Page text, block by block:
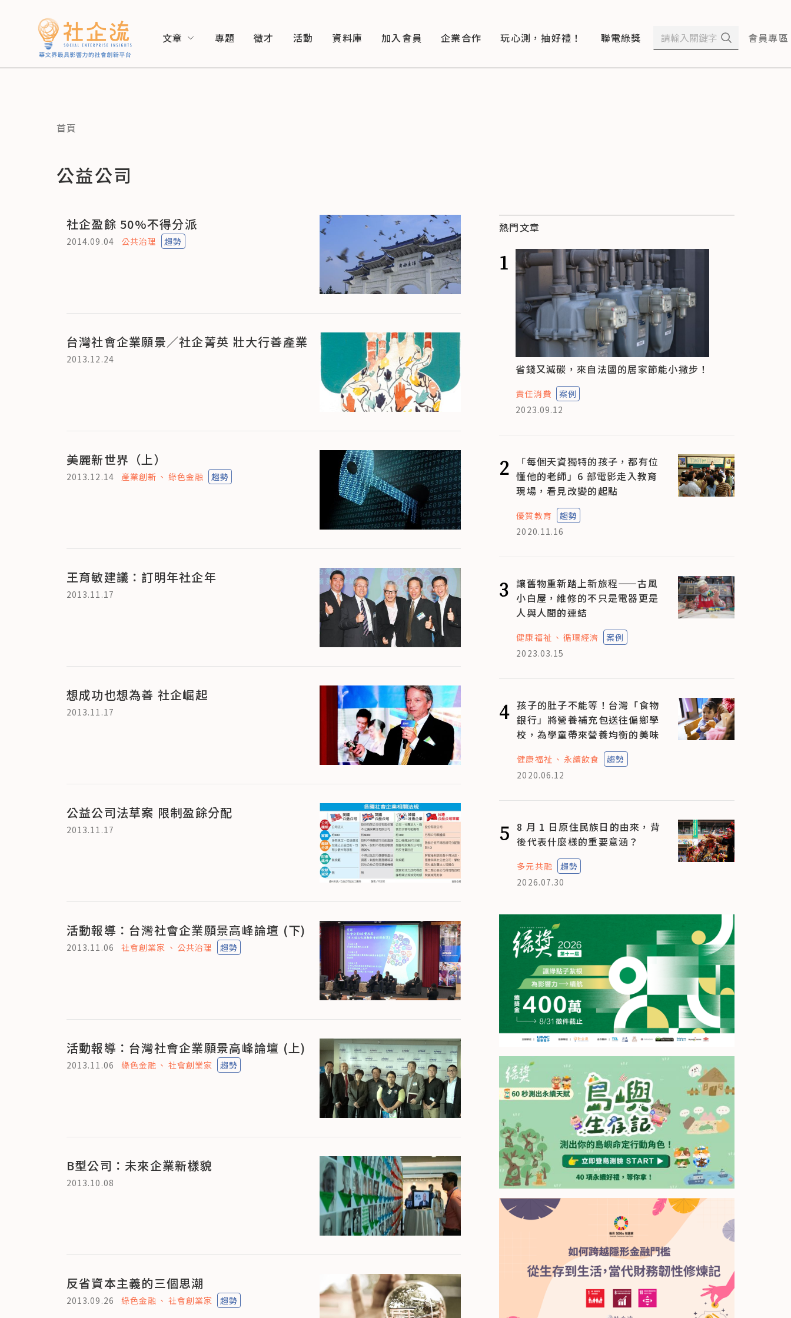
文章 專題 徵才 活動 資料庫 加入會員 企業合作 玩心測，抽好禮！ 聯電綠獎 會員專區
首頁
公益公司
社企盈餘 50%不得分派
2014.09.04 公共治理 趨勢
台灣社會企業願景／社企菁英 壯大行善產業
2013.12.24
美麗新世界（上）
2013.12.14 產業創新 綠色金融 趨勢
王育敏建議：訂明年社企年
2013.11.17
想成功也想為善 社企崛起
2013.11.17
公益公司法草案 限制盈餘分配
2013.11.17
活動報導：台灣社會企業願景高峰論壇 (下)
2013.11.06 社會創業家 公共治理 趨勢
活動報導：台灣社會企業願景高峰論壇 (上)
2013.11.06 綠色金融 社會創業家 趨勢
B型公司：未來企業新樣貌
2013.10.08
反省資本主義的三個思潮
2013.09.26 綠色金融 社會創業家 趨勢
熱門文章
1
省錢又減碳，來自法國的居家節能小撇步！
責任消費
案例
2023.09.12
2
「每個天資獨特的孩子，都有位
懂他的老師」6 部電影走入教育
現場，看見改變的起點
優質教育
趨勢
2020.11.16
3 讓舊物重新踏上新旅程——古風
小白屋，維修的不只是電器更是
人與人間的連結
健康福祉 循環經濟
案例
2023.03.15
4 孩子的肚子不能等！台灣「食物
銀行」將營養補充包送往偏鄉學
校，為學童帶來營養均衡的美味
健康福祉 永續飲食
趨勢
2020.06.12
5 8 月 1 日原住民族日的由來，背
後代表什麼樣的重要意涵？
多元共融
趨勢
2026.07.30